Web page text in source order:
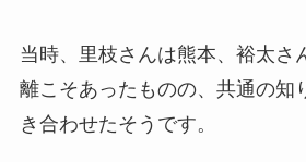
当時、里枝さんは熊本、裕太さ
離こそあったものの、共通の知
き合わせたそうです。